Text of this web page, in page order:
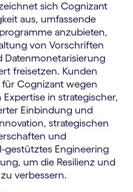
sich Cognizant
aus, umfassende
anzubieten,
von Vorschriften
Datenmonetarisierung
freisetzen. Kunden
Cognizant wegen
in strategischer,
Einbindung und
strategischen
und
gestütztes Engineering
um die Resilienz und
verbessern.